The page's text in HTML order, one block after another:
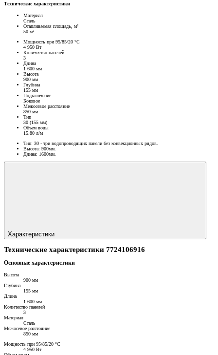
Технические характеристики
Материал
Сталь
Отапливаемая площадь, м²
50 м²
Мощность при 95/85/20 °C
4 950 Вт
Количество панелей
3
Длина
1 600 мм
Высота
900 мм
Глубина
155 мм
Подключение
Боковое
Межосевое расстояние
850 мм
Тип
30 (155 мм)
Объем воды
15.80 л/м
Тип: 30 - три водопроводящих панели без конвекционных рядов.
Высота: 900мм.
Длина: 1600мм.
Характеристики
Технические характеристики 7724106916
Основные характеристики
Высота
900 мм
Глубина
155 мм
Длина
1 600 мм
Количество панелей
3
Материал
Сталь
Межосевое расстояние
850 мм
Мощность при 95/85/20 °C
4 950 Вт